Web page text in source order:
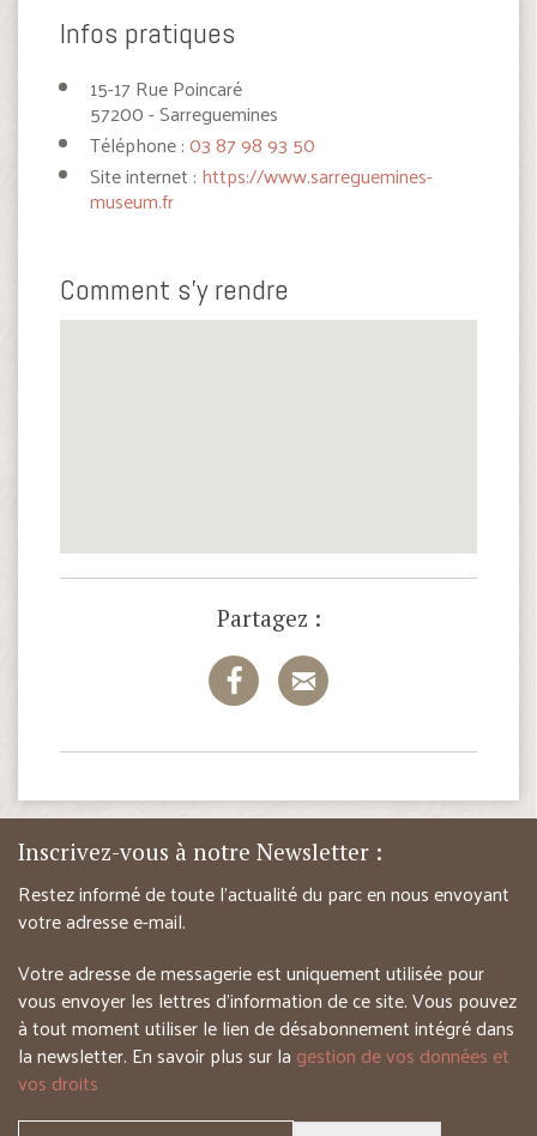
Infos pratiques
15-17 Rue Poincaré
57200 - Sarreguemines
Téléphone :03 87 98 93 50
Site internet : https://www.sarreguemines-
museum.fr
Comment s'y rendre
Partagez :
Inscrivez-vous à notre Newsletter :
Restez informé de toute l’actualité du parc en nous envoyant
votre adresse e-mail.
Votre adresse de messagerie est uniquement utilisée pour
vous envoyer les lettres d’information de ce site. Vous pouvez
à tout moment utiliser le lien de désabonnement intégré dans
la newsletter. En savoir plus sur la gestion de vos données et
vos droits